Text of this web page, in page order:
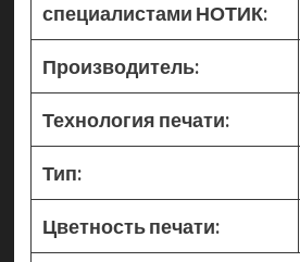
специалистами НОТИК:
Производитель:
Технология печати:
Тип:
Цветность печати: